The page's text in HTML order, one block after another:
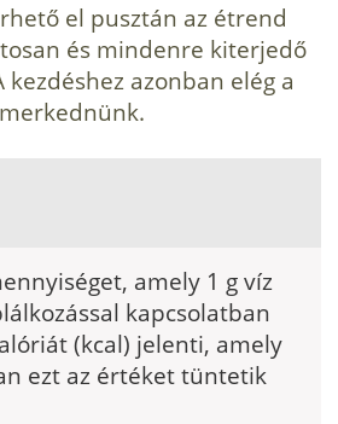
el pusztán az étrend
és mindenre ki­terjedő
azonban elég a
amely 1 g víz
kapcsolatban
(kcal) jelenti, amely
ezt az értéket tüntetik